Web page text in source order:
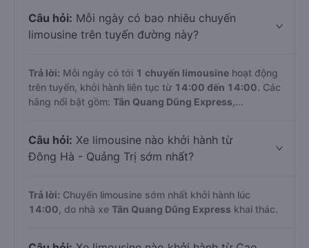
Câu hỏi: Mỗi ngày có bao nhiêu chuyến
limousine trên tuyến đường này?
Trả lời: Mỗi ngày có tới 1 chuyến limousine hoạt động
trên tuyến, khởi hành liên tục từ 14:00 đến 14:00. Các
hãng nổi bật gồm: Tân Quang Dũng Express ,...
Câu hỏi: Xe limousine nào khởi hành từ
Đông Hà - Quảng Trị sớm nhất?
Trả lời: Chuyến limousine sớm nhất khởi hành lúc
14:00 , do nhà xe Tân Quang Dũng Express khai thác.